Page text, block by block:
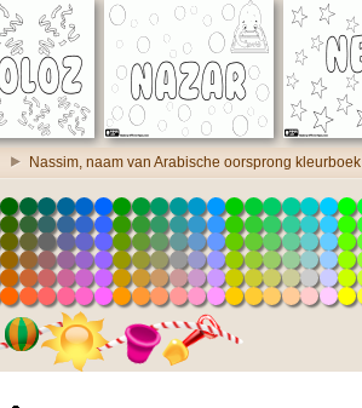
Nassim, naam van Arabische oorsprong kleurboek